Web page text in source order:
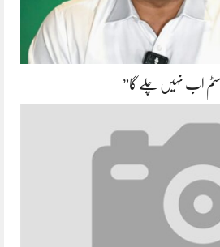
اب نہیں چلے گا”